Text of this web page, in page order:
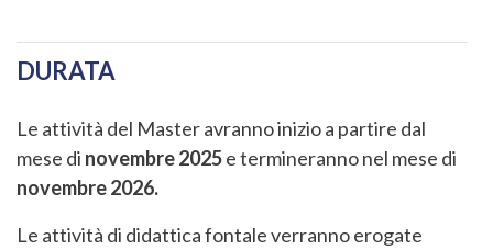
DURATA
Le attività del Master avranno inizio a partire dal
mese di novembre 2025e termineranno nel mese di
novembre 2026.
Le attività di didattica fontale verranno erogate